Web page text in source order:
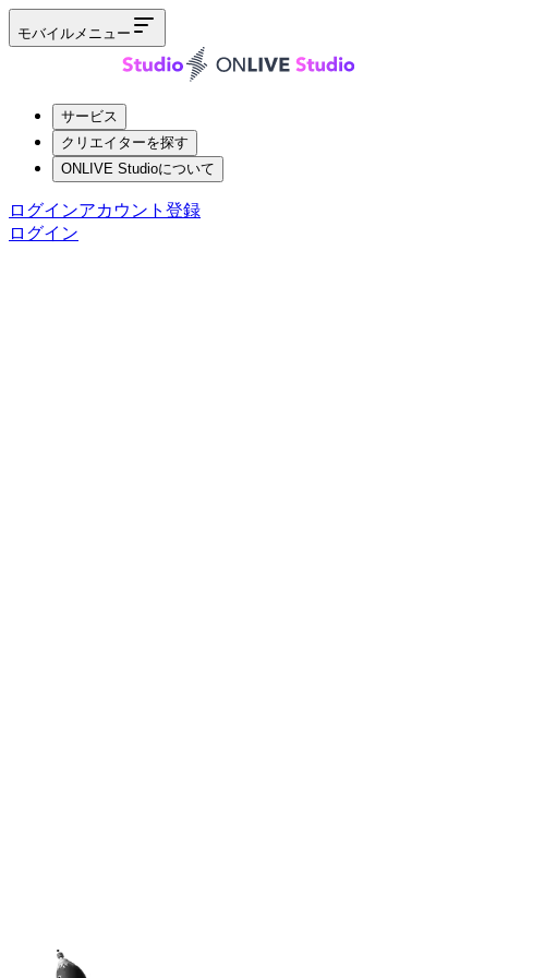
モバイルメニュー
サービス
クリエイターを探す
ONLIVE Studioについて
ログインアカウント登録
ログイン